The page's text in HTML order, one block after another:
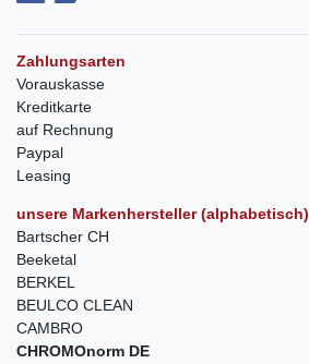
Zahlungsarten
Vorauskasse
Kreditkarte
auf Rechnung
Paypal
Leasing
unsere Markenhersteller (alphabetisch)
Bartscher CH
Beeketal
BERKEL
BEULCO CLEAN
CAMBRO
CHROMOnorm DE